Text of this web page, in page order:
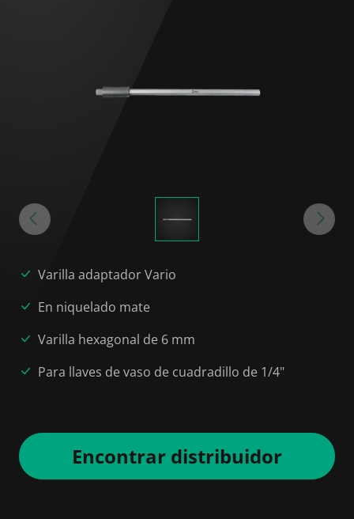
Varilla adaptador Vario
En niquelado mate
Varilla hexagonal de 6 mm
Para llaves de vaso de cuadradillo de 1/4"
Encontrar distribuidor